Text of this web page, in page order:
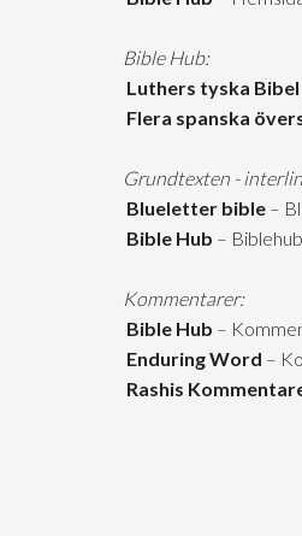
Bible Hub:
Luthers tyska Bibel
Flera spanska
Grundtexten -
Blueletter bible –
Bible Hub –
Kommentarer:
Bible Hub –
Enduring Word –
Rashis